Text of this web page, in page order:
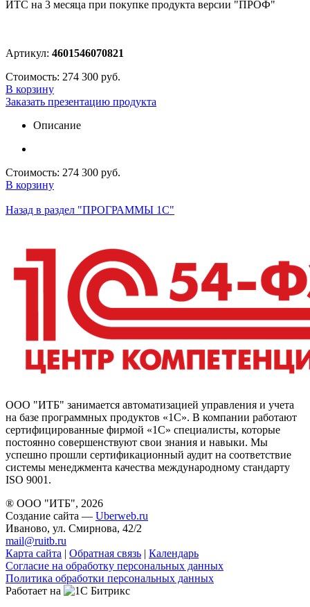
ИТС на 3 месяца при покупке продукта версии "ПРОФ"
Артикул: 4601546070821
Стоимость: 274 300 руб.
В корзину
Заказать презентацию продукта
Описание
Стоимость: 274 300 руб.
В корзину
Назад в раздел "ПРОГРАММЫ 1С"
ООО "ИТБ" занимается автоматизацией управления и учета
на базе программных продуктов «1С». В компании работают
сертифицированные фирмой «1С» специалисты, которые
постоянно совершенствуют свои знания и навыки. Мы
успешно прошли сертификационный аудит на соответствие
системы менеджмента качества международному стандарту
ISO 9001.
® ООО "ИТБ", 2026
Создание сайта — Uberweb.ru
Иваново, ул. Смирнова, 42/2
mail@ruitb.ru
Карта сайта | Обратная связь | Календарь
Согласие на обработку персональных данных
Политика обработки персональных данных
Работает на